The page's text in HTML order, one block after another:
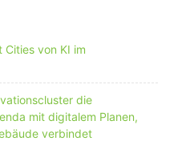
Cities von KI im
die
mit digitalem Planen,
verbindet